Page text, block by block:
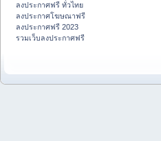
ลงประกาศฟรี ทั่วไทย
ลงประกาศโฆษณาฟรี
ลงประกาศฟรี 2023
รวมเว็บลงประกาศฟรี